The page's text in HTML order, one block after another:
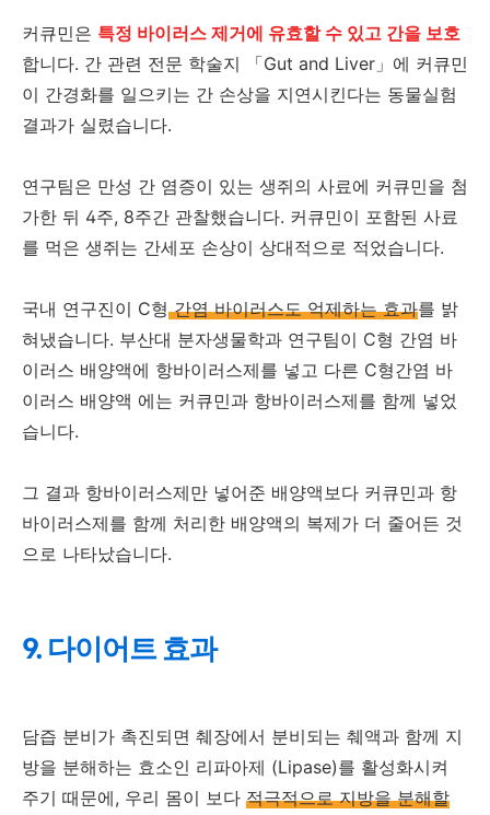
커큐민은 특정 바이러스 제거에 유효할 수 있고 간을 보호
합니다. 간 관련 전문 학술지 「Gut and Liver」에 커큐민
이 간경화를 일으키는 간 손상을 지연시킨다는 동물실험
결과가 실렸습니다.
연구팀은 만성 간 염증이 있는 생쥐의 사료에 커큐민을 첨
가한 뒤 4주, 8주간 관찰했습니다. 커큐민이 포함된 사료
를 먹은 생쥐는 간세포 손상이 상대적으로 적었습니다.
국내 연구진이 C형간염 바이러스도 억제하는 효과를 밝
혀냈습니다. 부산대 분자생물학과 연구팀이 C형 간염 바
이러스 배양액에 항바이러스제를 넣고 다른 C형간염 바
이러스 배양액 에는 커큐민과 항바이러스제를 함께 넣었
습니다.
그 결과 항바이러스제만 넣어준 배양액보다 커큐민과 항
바이러스제를 함께 처리한 배양액의 복제가 더 줄어든 것
으로 나타났습니다.
9. 다이어트 효과
담즙 분비가 촉진되면 췌장에서 분비되는 췌액과 함께 지
방을 분해하는 효소인 리파아제 (Lipase)를 활성화시켜
주기 때문에, 우리 몸이 보다 적극적으로 지방을 분해할